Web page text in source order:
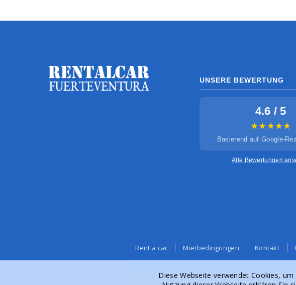
UNSERE BEWERTUNG
4.6 / 5
★★★★★
Basierend auf Google-
Alle Bewertungen
Rent a car Mietbedingungen Kontakt
Diese Webseite verwendet Cookies,